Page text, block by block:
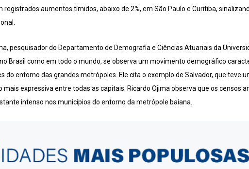
aumentos tímidos, abaixo de 2%, em São Paulo e Curitiba,
pesquisador do Departamento de Demografia e Ciências Atuariais da
no Brasil como em todo o mundo, se observa um movimento demográfico
do entorno das grandes metrópoles. Ele cita o exemplo de Salvador, que teve
mais expressiva entre todas as capitais. Ricardo Ojima observa que os censos
intenso nos municípios do entorno da metrópole baiana.